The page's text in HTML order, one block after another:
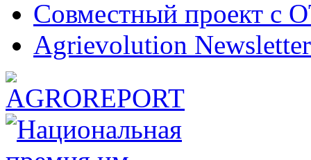
Совместный проект с
Agrievolution Newsletter